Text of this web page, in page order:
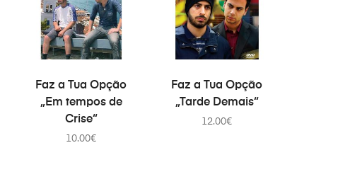
PRIDAŤ DO KOŠÍKA
Faz a Tua Opção
„Em tempos de
Crise“
10.00€
PRIDAŤ DO KOŠÍKA
Faz a Tua Opção
„Tarde Demais“
12.00€